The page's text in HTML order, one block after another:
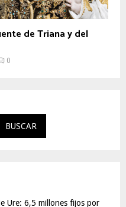
de Triana y del
0
BUSCAR
Ure: 6,5 millones fijos por